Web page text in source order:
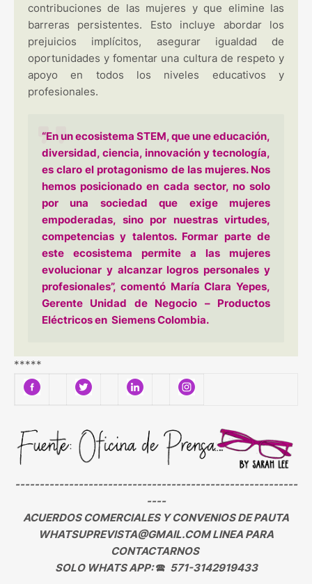
contribuciones de las mujeres y que elimine las
barreras persistentes. Esto incluye abordar los
prejuicios implícitos, asegurar igualdad de
oportunidades y fomentar una cultura de respeto y
apoyo en todos los niveles educativos y
profesionales.
“En un ecosistema STEM, que une educación,
diversidad, ciencia, innovación y tecnología,
es claro el protagonismo de las mujeres. Nos
hemos posicionado en cada sector, no solo
por una sociedad que exige mujeres
empoderadas, sino por nuestras virtudes,
competencias y talentos. Formar parte de
este ecosistema permite a las mujeres
evolucionar y alcanzar logros personales y
profesionales”, comentó María Clara Yepes,
Gerente Unidad de Negocio – Productos
Eléctricos en Siemens Colombia.
*****
----------------------------------------------------------
----
ACUERDOS COMERCIALES Y CONVENIOS DE PAUTA
WHATSUPREVISTA@GMAIL.COM LINEA PARA
CONTACTARNOS
SOLO WHATS APP:🕿 571-3142919433